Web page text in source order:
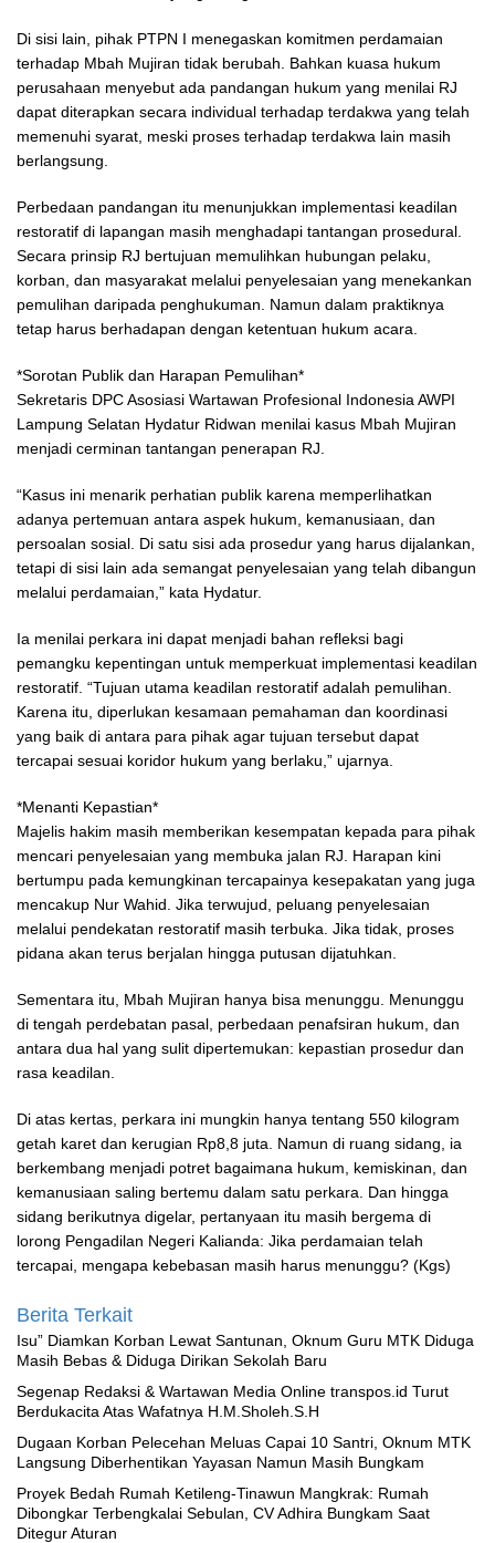
Di sisi lain, pihak PTPN I menegaskan komitmen perdamaian
terhadap Mbah Mujiran tidak berubah. Bahkan kuasa hukum
perusahaan menyebut ada pandangan hukum yang menilai RJ
dapat diterapkan secara individual terhadap terdakwa yang telah
memenuhi syarat, meski proses terhadap terdakwa lain masih
berlangsung.
Perbedaan pandangan itu menunjukkan implementasi keadilan
restoratif di lapangan masih menghadapi tantangan prosedural.
Secara prinsip RJ bertujuan memulihkan hubungan pelaku,
korban, dan masyarakat melalui penyelesaian yang menekankan
pemulihan daripada penghukuman. Namun dalam praktiknya
tetap harus berhadapan dengan ketentuan hukum acara.
*Sorotan Publik dan Harapan Pemulihan*
Sekretaris DPC Asosiasi Wartawan Profesional Indonesia AWPI
Lampung Selatan Hydatur Ridwan menilai kasus Mbah Mujiran
menjadi cerminan tantangan penerapan RJ.
“Kasus ini menarik perhatian publik karena memperlihatkan
adanya pertemuan antara aspek hukum, kemanusiaan, dan
persoalan sosial. Di satu sisi ada prosedur yang harus dijalankan,
tetapi di sisi lain ada semangat penyelesaian yang telah dibangun
melalui perdamaian,” kata Hydatur.
Ia menilai perkara ini dapat menjadi bahan refleksi bagi
pemangku kepentingan untuk memperkuat implementasi keadilan
restoratif. “Tujuan utama keadilan restoratif adalah pemulihan.
Karena itu, diperlukan kesamaan pemahaman dan koordinasi
yang baik di antara para pihak agar tujuan tersebut dapat
tercapai sesuai koridor hukum yang berlaku,” ujarnya.
*Menanti Kepastian*
Majelis hakim masih memberikan kesempatan kepada para pihak
mencari penyelesaian yang membuka jalan RJ. Harapan kini
bertumpu pada kemungkinan tercapainya kesepakatan yang juga
mencakup Nur Wahid. Jika terwujud, peluang penyelesaian
melalui pendekatan restoratif masih terbuka. Jika tidak, proses
pidana akan terus berjalan hingga putusan dijatuhkan.
Sementara itu, Mbah Mujiran hanya bisa menunggu. Menunggu
di tengah perdebatan pasal, perbedaan penafsiran hukum, dan
antara dua hal yang sulit dipertemukan: kepastian prosedur dan
rasa keadilan.
Di atas kertas, perkara ini mungkin hanya tentang 550 kilogram
getah karet dan kerugian Rp8,8 juta. Namun di ruang sidang, ia
berkembang menjadi potret bagaimana hukum, kemiskinan, dan
kemanusiaan saling bertemu dalam satu perkara. Dan hingga
sidang berikutnya digelar, pertanyaan itu masih bergema di
lorong Pengadilan Negeri Kalianda: Jika perdamaian telah
tercapai, mengapa kebebasan masih harus menunggu? (Kgs)
Berita Terkait
‎Isu” Diamkan Korban Lewat Santunan, Oknum Guru MTK Diduga
Masih Bebas & Diduga Dirikan Sekolah Baru
Segenap Redaksi & Wartawan Media Online transpos.id Turut
Berdukacita Atas Wafatnya H.M.Sholeh.S.H
‎Dugaan Korban Pelecehan Meluas Capai 10 Santri, Oknum MTK
Langsung Diberhentikan Yayasan Namun Masih Bungkam
Proyek Bedah Rumah Ketileng-Tinawun Mangkrak: Rumah
Dibongkar Terbengkalai Sebulan, CV Adhira Bungkam Saat
Ditegur Aturan